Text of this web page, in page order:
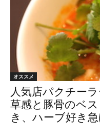
オススメ
人気店パクチー
草感と豚骨のベ
き、ハーブ好き